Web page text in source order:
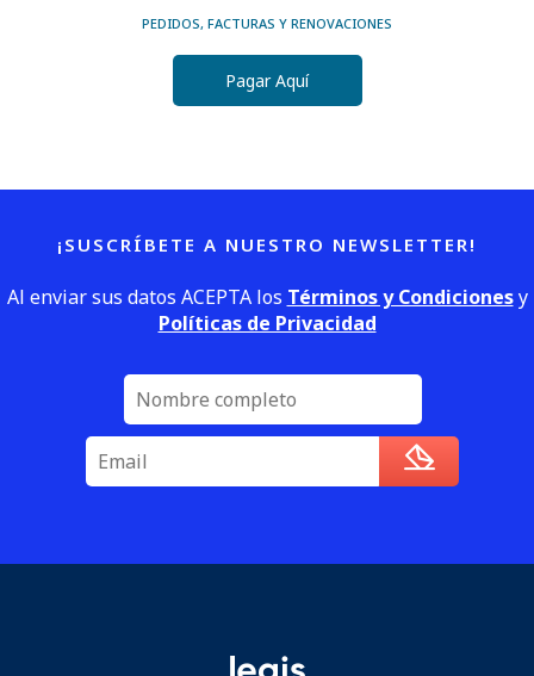
PEDIDOS, FACTURAS Y RENOVACIONES
Pagar Aquí
¡SUSCRÍBETE A NUESTRO NEWSLETTER!
Al enviar sus datos ACEPTA los Términos y Condicionesy
Políticas de Privacidad